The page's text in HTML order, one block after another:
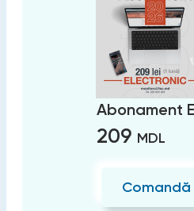
Abonament
209 MDL
Comandă